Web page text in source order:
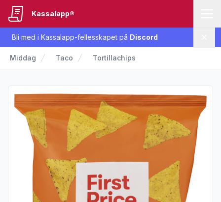
Bli med i Kassalapp-fellesskapet på Discord
Kassalapp®
Middag Taco Tortillachips